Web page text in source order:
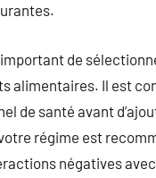
de
alimentaires. Il est
de santé avant
régime est
négatives